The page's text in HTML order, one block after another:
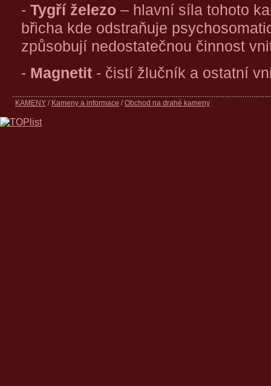
- Tygří železo – hlavní síla tohoto
břicha kde odstraňuje
způsobují nedostatečnou činnost
- Magnetit - čistí žlučník a ostatní
KAMENY / Kameny a informace /Obchod na drahé kameny